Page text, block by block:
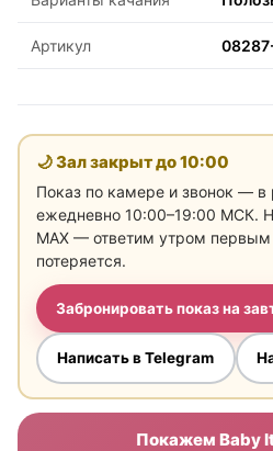
Артикул
🌙 Зал закрыт до10:00
Показ по камере и звонок — в
ежедневно 10:00–19:00 МСК.
MAX — ответим утром первым
потеряется.
Забронировать показ на
Написать в Telegram
Покажем Baby